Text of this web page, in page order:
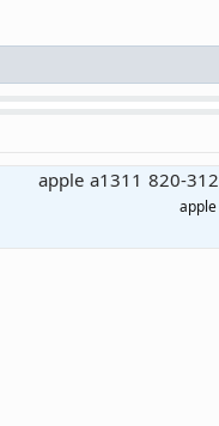
apple a1311 820-